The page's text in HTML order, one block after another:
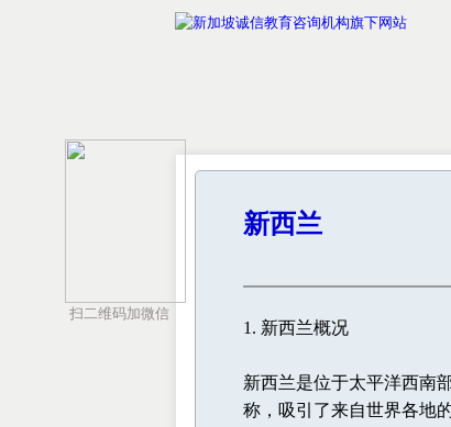
新西兰
1. 新西兰概况
新西兰是位于太平洋西南
称，吸引了来自世界各地
扫二维码加微信